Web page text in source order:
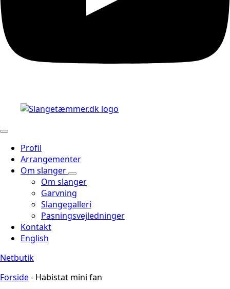
Profil
Arrangementer
Om slanger
Om slanger
Garvning
Slangegalleri
Pasningsvejledninger
Kontakt
English
Netbutik
Forside- Habistat mini fan